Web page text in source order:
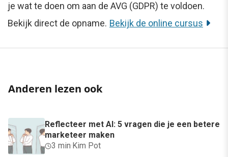
je wat te doen om aan de AVG (GDPR) te voldoen.
Bekijk direct de opname. Bekijk de online cursus
Anderen lezen ook
Reflecteer met AI: 5 vragen die je een betere
marketeer maken
3 min· Kim Pot